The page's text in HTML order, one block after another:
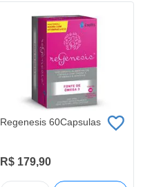
Regenesis 60Capsulas
R$ 179,90